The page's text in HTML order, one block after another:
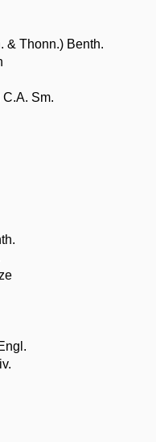
& Thonn.) Benth.
C.A. Sm.